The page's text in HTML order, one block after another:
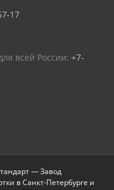
17
всей России: +7-
— Завод
в Санкт-Петербурге и